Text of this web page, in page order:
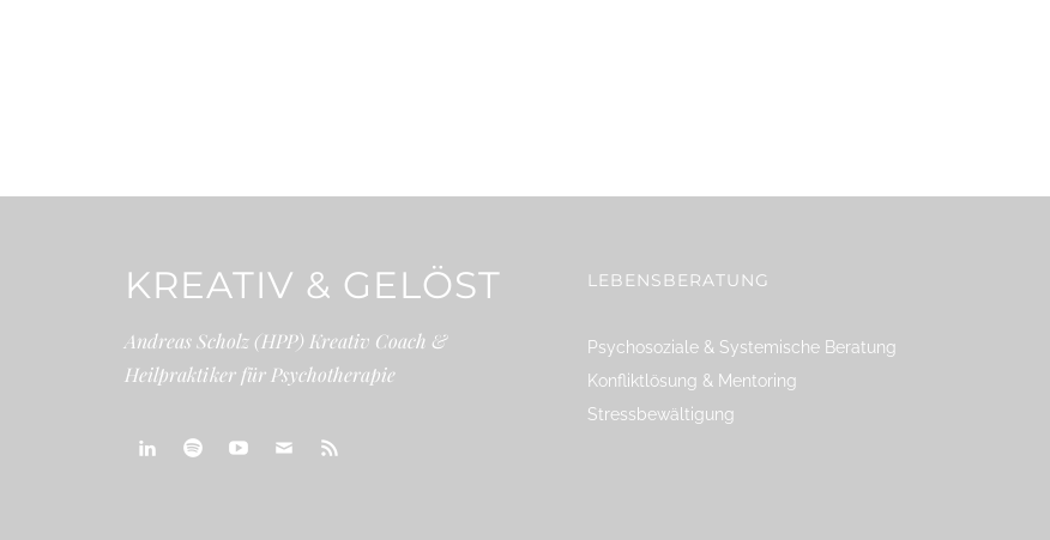
KREATIV & GELÖST
Andreas Scholz (HPP) Kreativ Coach &
Heilpraktiker für Psychotherapie
LEBENSBERATUNG
Psychosoziale & Systemische Beratung
Konfliktlösung & Mentoring
Stressbewältigung